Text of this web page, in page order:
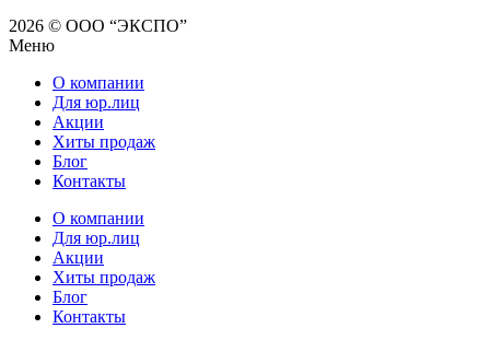
2026 © ООО “ЭКСПО”
Меню
О компании
Для юр.лиц
Акции
Хиты продаж
Блог
Контакты
О компании
Для юр.лиц
Акции
Хиты продаж
Блог
Контакты